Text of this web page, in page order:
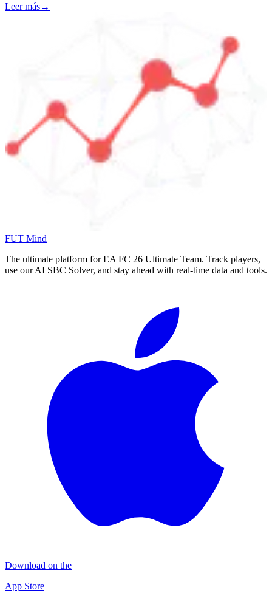
Leer más→
FUT Mind
The ultimate platform for EA FC 26 Ultimate Team. Track players,
use our AI SBC Solver, and stay ahead with real-time data and tools.
Download on the
App Store